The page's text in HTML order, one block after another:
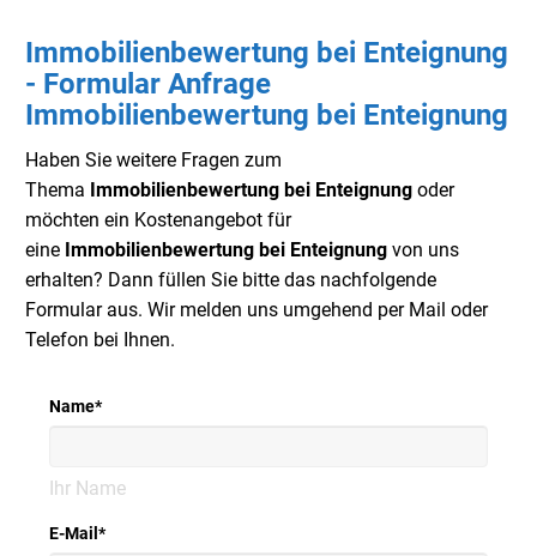
Immobilienbewertung bei Enteignung
- Formular Anfrage
Immobilienbewertung bei Enteignung
Haben Sie weitere Fragen zum
Thema Immobilienbewertung bei Enteignung oder
möchten ein Kostenangebot für
eine Immobilienbewertung bei Enteignung von uns
erhalten? Dann füllen Sie bitte das nachfolgende
Formular aus. Wir melden uns umgehend per Mail oder
Telefon bei Ihnen.
Name*
Ihr Name
E-Mail *